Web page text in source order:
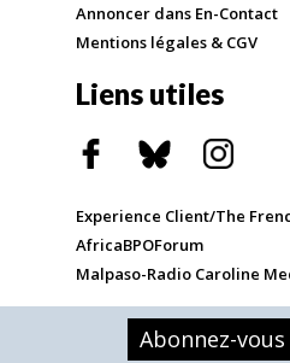
Annoncer dans En-Contact
Mentions légales & CGV
Liens utiles
Experience Client/The
AfricaBPOForum
Malpaso-Radio Caroline
Abonnez-